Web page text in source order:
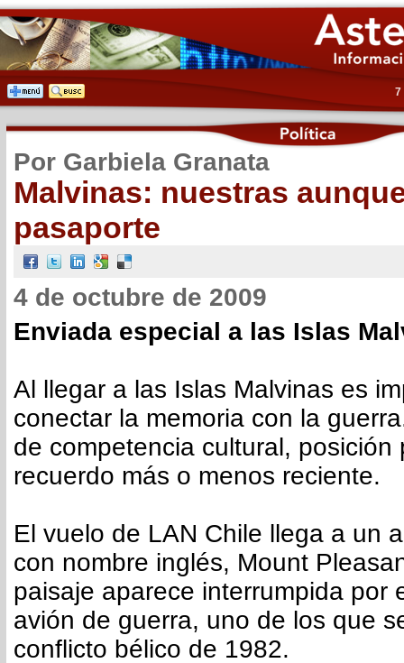
7
Por Garbiela Granata
Malvinas: nuestras
pasaporte
4 de octubre de 2009
Enviada especial a las Islas
Al llegar a las Islas Malvinas es
conectar la memoria con la
de competencia cultural, posición
recuerdo más o menos reciente.
El vuelo de LAN Chile llega a un
con nombre inglés, Mount
paisaje aparece interrumpida por
avión de guerra, uno de los que
conflicto bélico de 1982.